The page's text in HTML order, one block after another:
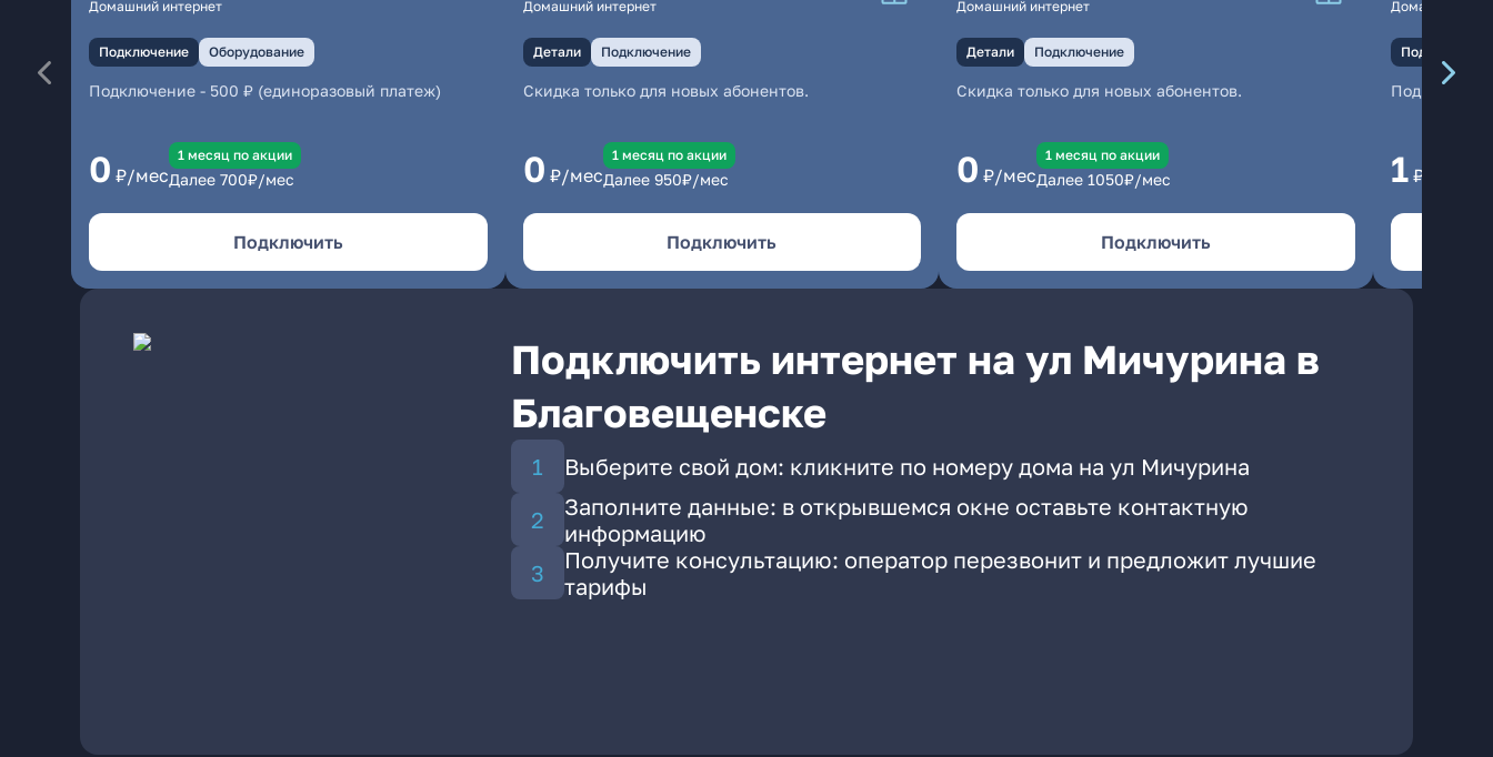
Домашний интернет
Подключение Оборудование
Подключение - 500 ₽ (единоразовый платеж)
0 ₽/мес
1 месяц по акции
Далее 700₽/мес
Подключить
Домашний интернет
Детали Подключение
Скидка только для новых абонентов.
0 ₽/мес
1 месяц по акции
Далее 950₽/мес
Подключить
Домашний интернет
Детали Подключение
Скидка только для новых абонентов.
0 ₽/мес
1 месяц по акции
Далее 1050₽/мес
Подключить
Домашний
Подключение
1 ₽/мес
Подключить интернет на ул Мичурина в
Благовещенске
Выберите свой дом: кликните по номеру дома на ул Мичурина
Заполните данные: в открывшемся окне оставьте контактную
информацию
Получите консультацию: оператор перезвонит и предложит лучшие
тарифы